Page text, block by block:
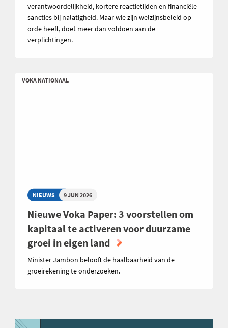
verantwoordelijkheid, kortere reactietijden en financiële
sancties bij nalatigheid. Maar wie zijn welzijnsbeleid op
orde heeft, doet meer dan voldoen aan de
verplichtingen.
VOKA NATIONAAL
NIEUWS 9 JUN 2026
Nieuwe Voka Paper: 3 voorstellen om
kapitaal te activeren voor duurzame
groei in eigen land
Minister Jambon belooft de haalbaarheid van de
groeirekening te onderzoeken.